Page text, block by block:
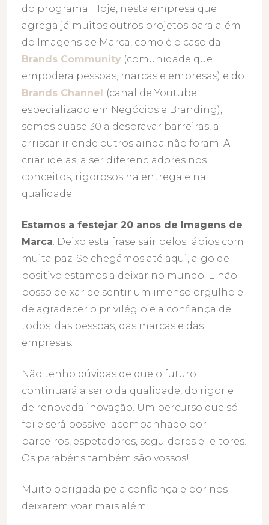
do programa. Hoje, nesta empresa que
agrega já muitos outros projetos para além
do Imagens de Marca, como é o caso da
Brands Community (comunidade que
empodera pessoas, marcas e empresas) e do
Brands Channel
(canal de Youtube
especializado em Negócios e Branding),
somos quase 30 a desbravar barreiras, a
arriscar ir onde outros ainda não foram. A
criar ideias, a ser diferenciadores nos
conceitos, rigorosos na entrega e na
qualidade.
Estamos a festejar 20 anos de Imagens de
Marca. Deixo esta frase sair pelos lábios com
muita paz. Se chegámos até aqui, algo de
positivo estamos a deixar no mundo. E não
posso deixar de sentir um imenso orgulho e
de agradecer o privilégio e a confiança de
todos: das pessoas, das marcas e das
empresas.
Não tenho dúvidas de que o futuro
continuará a ser o da qualidade, do rigor e
de renovada inovação. Um percurso que só
foi e será possível acompanhado por
parceiros, espetadores, seguidores e leitores.
Os parabéns também são vossos!
Muito obrigada pela confiança e por nos
deixarem voar mais além.